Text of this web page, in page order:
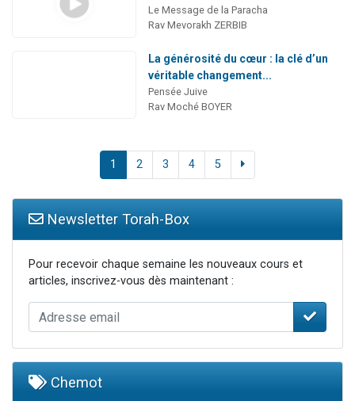
Le Message de la Paracha
Rav Mevorakh ZERBIB
La générosité du cœur : la clé d’un
véritable changement...
Pensée Juive
Rav Moché BOYER
1 2 3 4 5
Newsletter Torah-Box
Pour recevoir chaque semaine les nouveaux cours et
articles, inscrivez-vous dès maintenant :
Chemot